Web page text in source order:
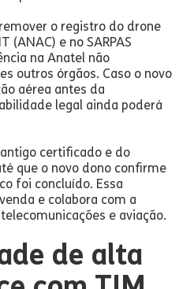
o registro do drone
(ANAC) e no SARPAS
na Anatel não
outros órgãos. Caso o novo
aérea antes da
legal ainda poderá
certificado e do
que o novo dono confirme
foi concluído. Essa
e colabora com a
e aviação.
de alta